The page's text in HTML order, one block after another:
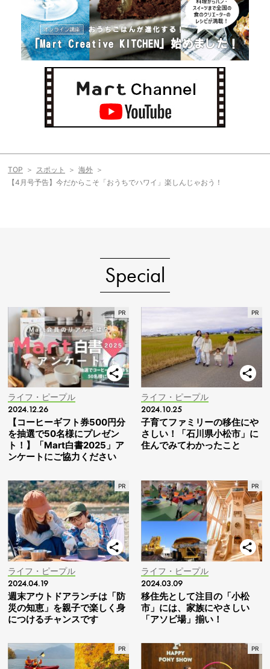
TOP スポット
海外
【4月号予告】今だからこそ「おうちでハワイ」楽しんじゃおう！
Special
ライフ・ピープル
2024.12.26
【コーヒーギフト券500円分
を抽選で50名様にプレゼン
ト！】「Mart白書2025」ア
ンケートにご協力ください
ライフ・ピープル
2024.10.25
子育てファミリーの移住にや
さしい！「石川県小松市」に
住んでみてわかったこと
ライフ・ピープル
2024.04.19
週末アウトドアランチは「防
災の知恵」を親子で楽しく身
につけるチャンスです
ライフ・ピープル
2024.03.09
移住先として注目の「小松
市」には、家族にやさしい
「アソビ場」揃い！